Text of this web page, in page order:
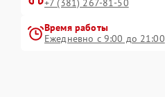
+7 (381) 267-81-50
Время работы
Ежедневно с 9:00 до 21:00